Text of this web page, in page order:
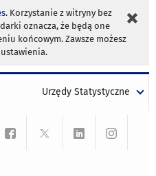
. Korzystanie z witryny bez
oznacza, że będą one
końcowym. Zawsze możesz
Urzędy Statystyczne